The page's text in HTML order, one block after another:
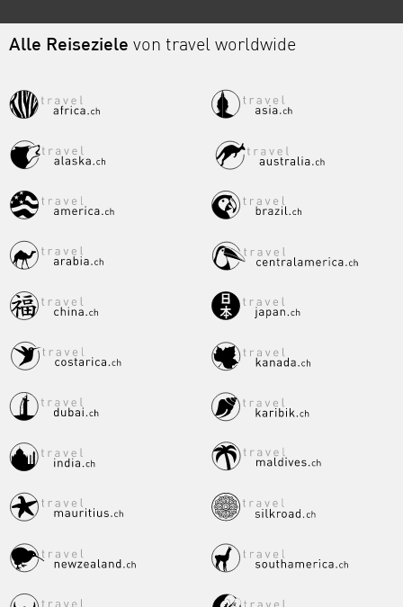
Alle Reiseziele von travel worldwide